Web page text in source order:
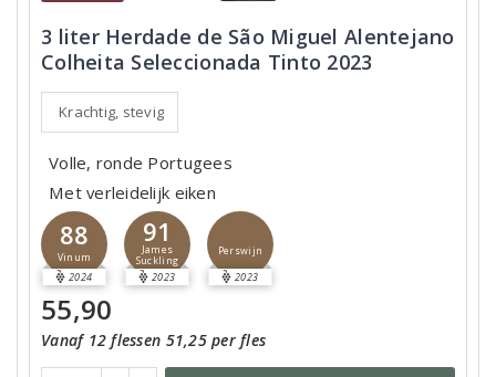
3 liter Herdade de São Miguel Alentejano
Colheita Seleccionada Tinto 2023
Krachtig, stevig
Volle, ronde Portugees
Met verleidelijk eiken
88
Vinum
2024
91
James
Suckling
2023
Perswijn
2023
55,90
Vanaf 12 flessen 51,25 per fles